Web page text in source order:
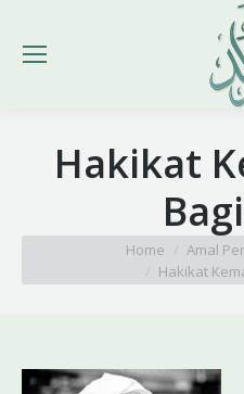
Hakikat
Home
Amal
Hakikat